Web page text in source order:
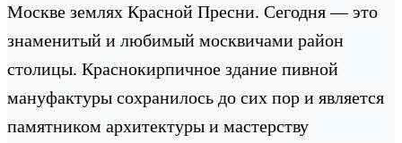
Москве землях Красной Пресни. Сегодня — это
знаменитый и любимый москвичами район
столицы. Краснокирпичное здание пивной
мануфактуры сохранилось до сих пор и является
памятником архитектуры и мастерству